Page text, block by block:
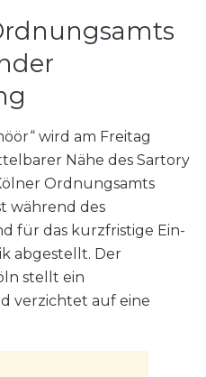
wird am Freitag
Nähe des Sartory
Ordnungsamts
während des
für das kurzfristige Ein-
abgestellt. Der
stellt ein
verzichtet auf eine